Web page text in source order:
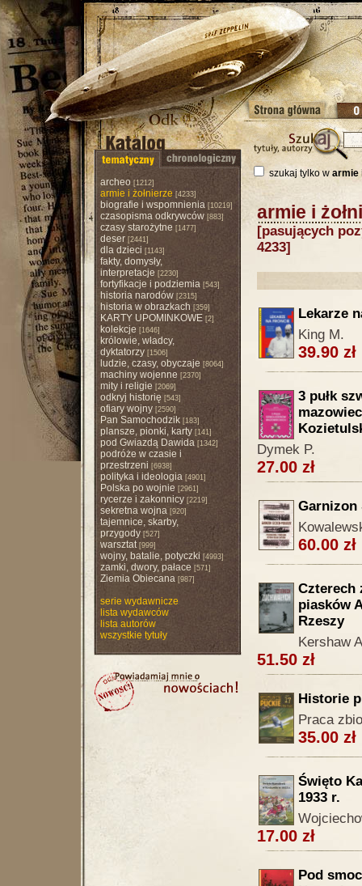
archeo [1212]
armie i żołnierze [4233]
biografie i wspomnienia[10219]
czasopisma odkrywców[883]
czasy starożytne [1477]
deser[2441]
dla dzieci [1143]
fakty, domysły,
interpretacje [2230]
fortyfikacje i podziemia[543]
historia narodów[2315]
historia w obrazkach [359]
KARTY UPOMINKOWE[2]
kolekcje [1646]
królowie, władcy,
dyktatorzy[1506]
ludzie, czasy, obyczaje [8064]
machiny wojenne [2370]
mity i religie [2069]
odkryj historię[543]
ofiary wojny[2590]
Pan Samochodzik[183]
plansze, pionki, karty[141]
pod Gwiazdą Dawida[1342]
podróże w czasie i
przestrzeni [6938]
polityka i ideologia[4901]
Polska po wojnie [2961]
rycerze i zakonnicy[2219]
sekretna wojna[920]
tajemnice, skarby,
przygody[527]
warsztat[999]
wojny, batalie, potyczki [4993]
zamki, dwory, pałace [571]
Ziemia Obiecana[987]
serie wydawnicze
lista wydawców
lista autorów
wszystkie tytuły
szukaj tylko w armie
armie i
[pasujących
4233]
Lekarze
King M.
39.90 zł
3 pułk
Dymek P.
27.00 zł
Garnizon
60.00 zł
Czterech
piasków
Rzeszy
Kershaw
51.50 zł
Historie
Praca
35.00 zł
Święto
1933 r.
17.00 zł
Pod